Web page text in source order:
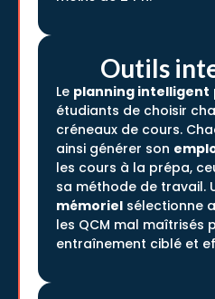
Outils
Le planning intelligent
étudiants de choisir
créneaux de cours.
ainsi générer son
les cours à la prépa,
sa méthode de travail.
mémoriel sélectionne
les QCM mal maîtrisés
entraînement ciblé et